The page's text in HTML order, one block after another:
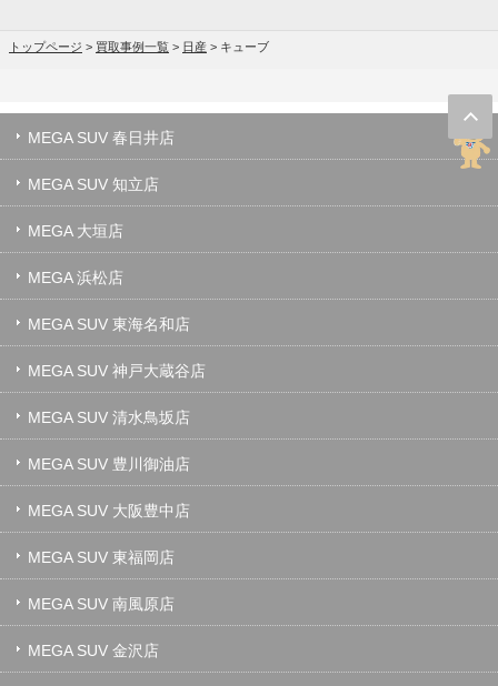
トップページ > 買取事例一覧 > 日産 > キューブ
MEGA SUV 春日井店
MEGA SUV 知立店
MEGA 大垣店
MEGA 浜松店
MEGA SUV 東海名和店
MEGA SUV 神戸大蔵谷店
MEGA SUV 清水鳥坂店
MEGA SUV 豊川御油店
MEGA SUV 大阪豊中店
MEGA SUV 東福岡店
MEGA SUV 南風原店
MEGA SUV 金沢店